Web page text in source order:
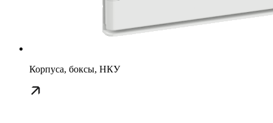
Корпуса, боксы, НКУ